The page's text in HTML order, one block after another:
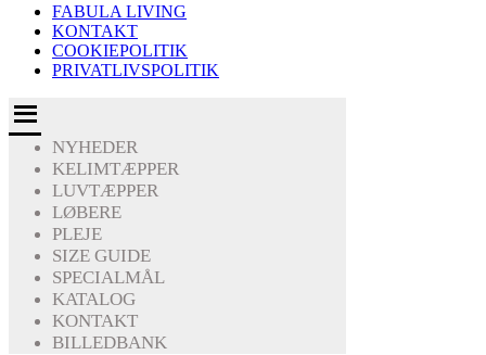
FABULA LIVING
KONTAKT
COOKIEPOLITIK
PRIVATLIVSPOLITIK
NYHEDER
KELIMTÆPPER
LUVTÆPPER
LØBERE
PLEJE
SIZE GUIDE
SPECIALMÅL
KATALOG
KONTAKT
BILLEDBANK